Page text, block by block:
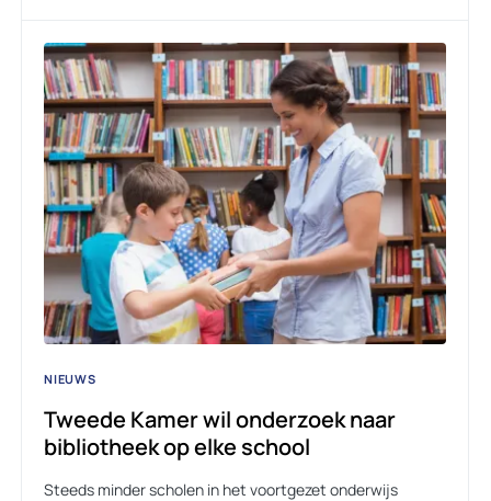
NIEUWS
Tweede Kamer wil onderzoek naar
bibliotheek op elke school
Steeds minder scholen in het voortgezet onderwijs